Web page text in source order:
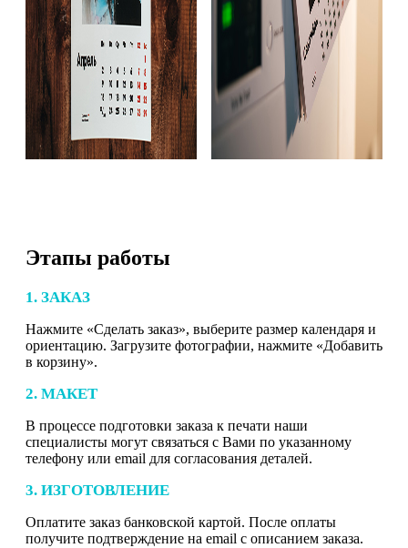
Этапы работы
1. ЗАКАЗ
Нажмите «Сделать заказ», выберите размер календаря и
ориентацию. Загрузите фотографии, нажмите «Добавить
в корзину».
2. МАКЕТ
В процессе подготовки заказа к печати наши
специалисты могут связаться с Вами по указанному
телефону или email для согласования деталей.
3. ИЗГОТОВЛЕНИЕ
Оплатите заказ банковской картой. После оплаты
получите подтверждение на email с описанием заказа.